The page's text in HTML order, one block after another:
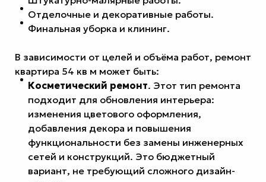
Отделочные и декоративные работы.
Финальная уборка и клининг.
В зависимости от целей и объёма работ, ремонт
квартира 54 кв м может быть:
Косметический ремонт. Этот тип ремонта
подходит для обновления интерьера:
изменения цветового оформления,
добавления декора и повышения
функциональности без замены инженерных
сетей и конструкций. Это бюджетный
вариант, не требующий сложного дизайн-